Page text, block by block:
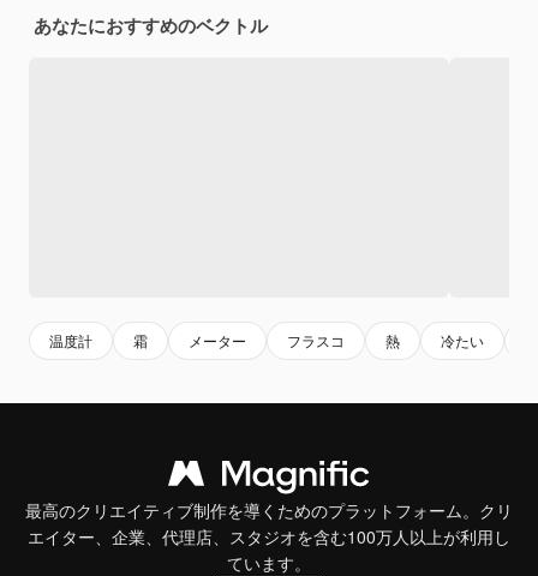
あなたにおすすめのベクトル
温度計 霜 メーター フラスコ 熱 冷たい
最高のクリエイティブ制作を導くためのプラットフォーム。クリ
エイター、企業、代理店、スタジオを含む100万人以上が利用し
ています。